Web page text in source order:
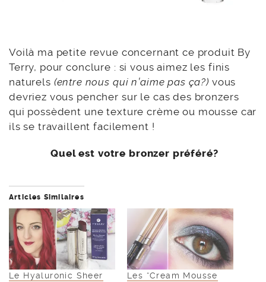
Voilà ma petite revue concernant ce produit By
Terry, pour conclure : si vous aimez les finis
naturels (entre nous qui n’aime pas ça?) vous
devriez vous pencher sur le cas des bronzers
qui possèdent une texture crème ou mousse car
ils se travaillent facilement !
Quel est votre bronzer préféré?
Articles Similaires
Le Hyaluronic Sheer
Les “Cream Mousse